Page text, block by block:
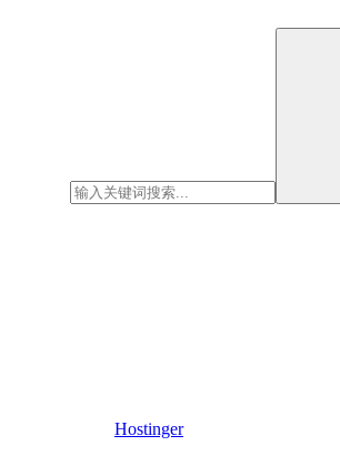
Hostinger